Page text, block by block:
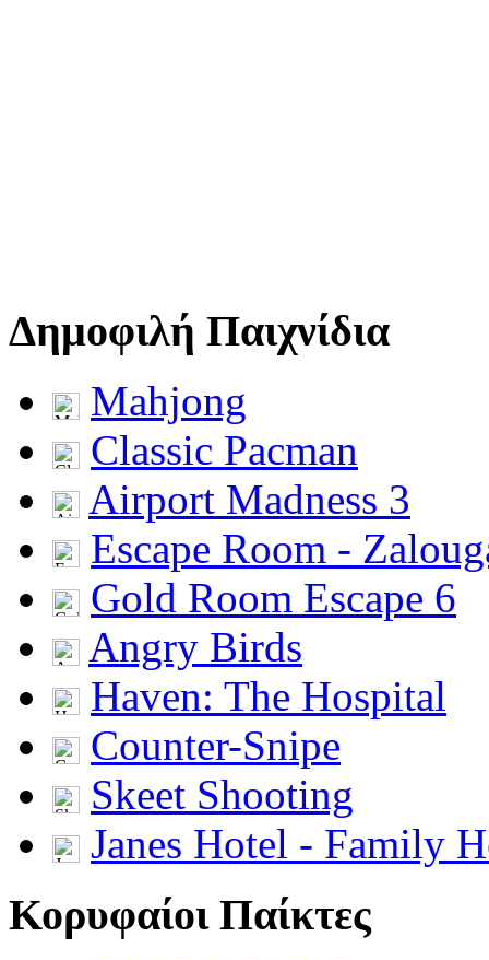
Δημοφιλή Παιχνίδια
Mahjong
Classic Pacman
Airport Madness 3
Escape Room -
Gold Room Escape 6
Angry Birds
Haven: The Hospital
Counter-Snipe
Skeet Shooting
Janes Hotel - Family
Κορυφαίοι Παίκτες